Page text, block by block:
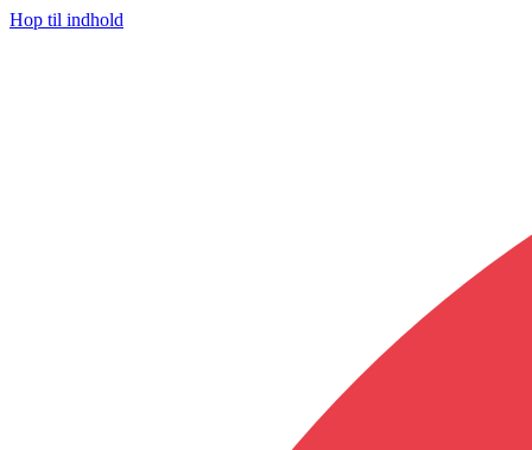
Hop til indhold